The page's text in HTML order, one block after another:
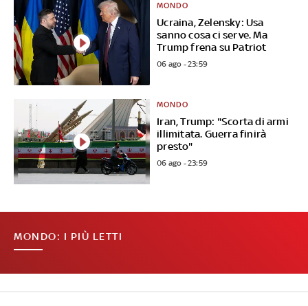
Ucraina, Zelensky: Usa
sanno cosa ci serve. Ma
Trump frena su Patriot
MONDO
06 ago - 23:59
Iran, Trump: "Scorta di armi
illimitata. Guerra finirà
presto"
MONDO
06 ago - 23:59
MONDO: I PIÙ LETTI